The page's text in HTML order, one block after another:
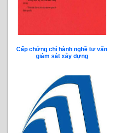
Cấp chứng chỉ hành nghề tư vấn
giám sát xây dựng